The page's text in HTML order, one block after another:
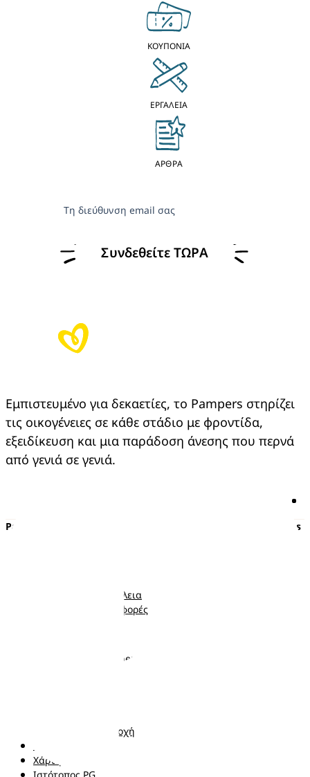
ΚΟΥΠΟΝΙΑ
ΕΡΓΑΛΕΙΑ
ΑΡΘΡΑ
Τη διεύθυνση email σας
Συνδεθείτε ΤΩΡΑ
Εμπιστευμένο για δεκαετίες, το Pampers στηρίζει
τις οικογένειες σε κάθε στάδιο με φροντίδα,
εξειδίκευση και μια παράδοση άνεσης που περνά
από γενιά σε γενιά.
Pampers
Ποιότητα και Ασφάλεια
Κουπόνια και προσφορές
Περισσότερα από τα Pampers
Σχετικά με τα Pampers
Αλλαγή χώρα/περιοχή
Χάρτης ιστότοπου